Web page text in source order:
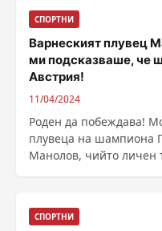
СПОРТНИ
Варнеският плувец
ми подсказваше, че
Австрия!
11/04/2024
Роден да побеждава!
плувеца на шампиона
Манолов, чийто личен
СПОРТНИ